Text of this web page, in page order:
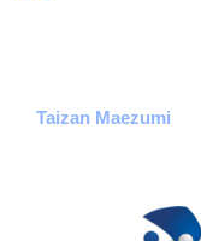
Taizan Maezumi